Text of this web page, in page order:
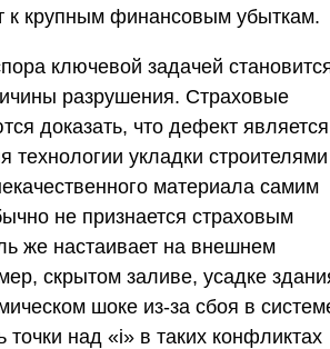
к крупным финансовым убыткам.
ключевой задачей
разрушения. Страховые
доказать, что дефект является
технологии укладки
материала самим
не признается страховым
же настаивает на внешнем
скрытом заливе, усадке
шоке из-за сбоя в
точки над «i» в таких конфликтах